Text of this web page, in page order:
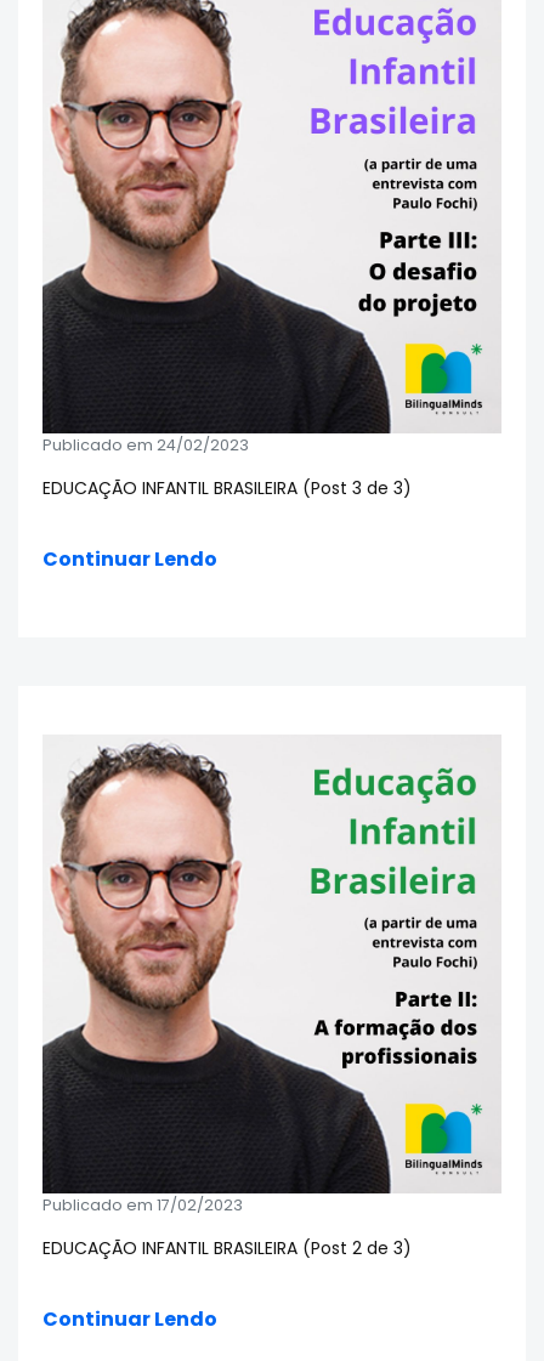
Publicado em 24/02/2023
EDUCAÇÃO INFANTIL BRASILEIRA (Post 3 de 3)
Continuar Lendo
Publicado em 17/02/2023
EDUCAÇÃO INFANTIL BRASILEIRA (Post 2 de 3)
Continuar Lendo